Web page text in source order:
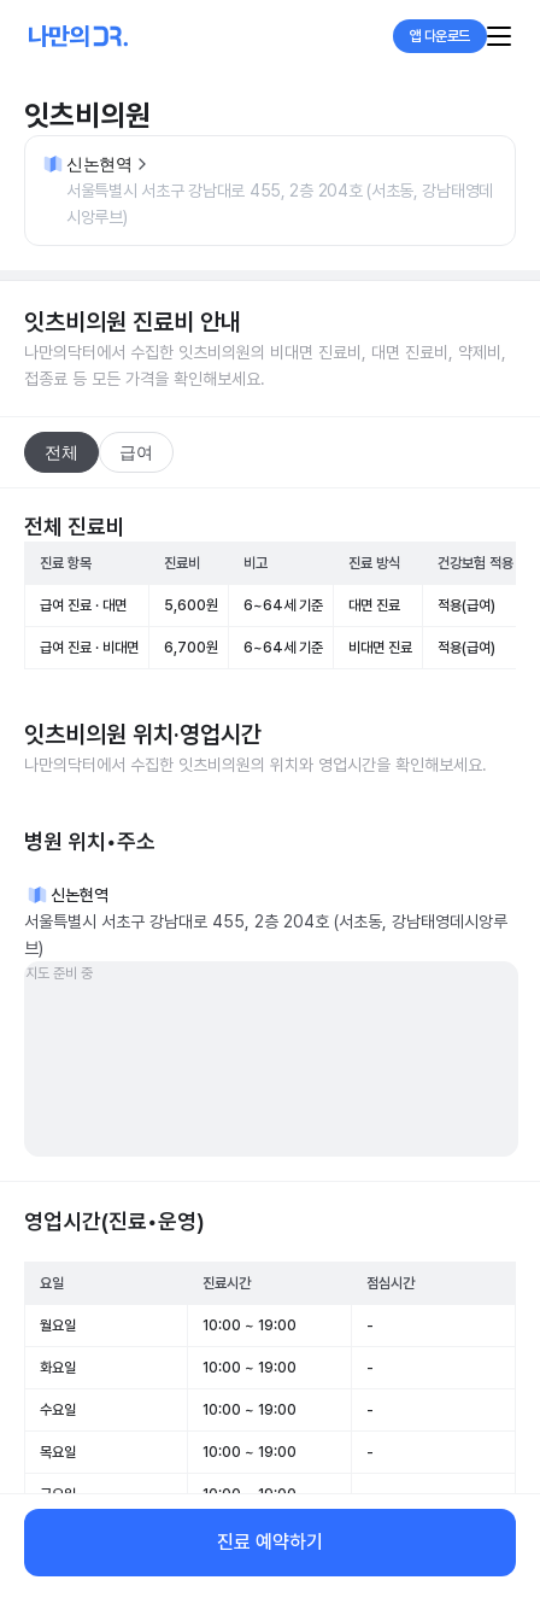
앱 다운로드
잇츠비의원
신논현역
서울특별시 서초구 강남대로 455, 2층 204호 (서초동, 강남태영데
시앙루브)
잇츠비의원 진료비 안내
나만의닥터에서 수집한 잇츠비의원의 비대면 진료비, 대면 진료비, 약제비,
접종료 등 모든 가격을 확인해보세요.
전체 급여
전체 진료비
진료 항목 진료비 비고 진료 방식 건강보험 적용
급여 진료 · 대면 5,600원 6~64세 기준 대면 진료 적용(급여)
급여 진료 · 비대면 6,700원 6~64세 기준 비대면 진료 적용(급여)
잇츠비의원 위치·영업시간
나만의닥터에서 수집한 잇츠비의원의 위치와 영업시간을 확인해보세요.
병원 위치•주소
신논현역
서울특별시 서초구 강남대로 455, 2층 204호 (서초동, 강남태영데시앙루
브)
지도 준비 중
영업시간(진료•운영)
요일 진료시간 점심시간
월요일 10:00 ~ 19:00 -
화요일 10:00 ~ 19:00 -
수요일 10:00 ~ 19:00 -
목요일 10:00 ~ 19:00 -
금요일 10:00 ~ 19:00
10:00 ~ 15:00
일요일 휴무 -
진료 예약하기